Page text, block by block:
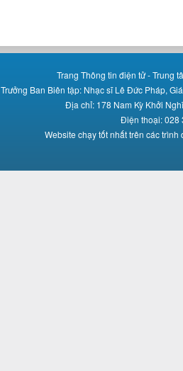
Trang Thông tin điện tử - Trung
Trưởng Ban Biên tập: Nhạc sĩ Lê Đức Pháp,
Địa chỉ: 178 Nam Kỳ Khởi
Điện thoại: 028
Website chạy tốt nhất trên các